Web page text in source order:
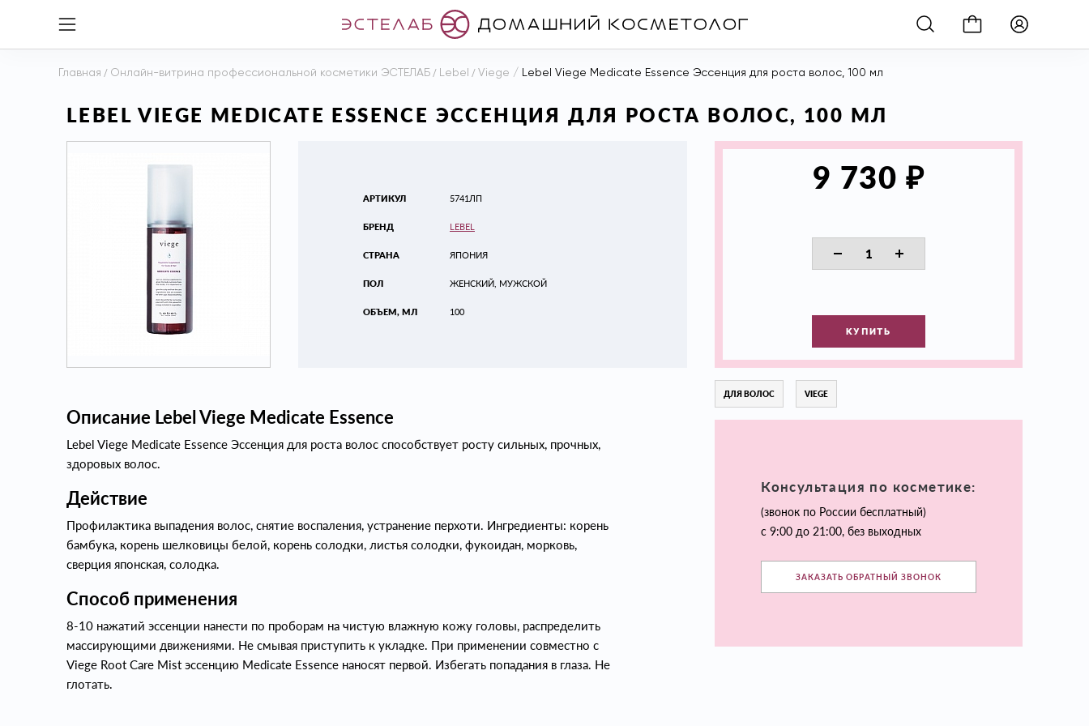
Главная / Онлайн-витрина профессиональной косметики ЭСТЕЛАБ / Lebel / Viege / Lebel Viege Medicate Essence Эссенция для роста волос, 100 мл
LEBEL VIEGE MEDICATE ESSENCE ЭССЕНЦИЯ ДЛЯ РОСТА ВОЛОС, 100 МЛ
АРТИКУЛ
БРЕНД
СТРАНА
ПОЛ
ОБЪЕМ, МЛ
5741ЛП
LEBEL
ЯПОНИЯ
ЖЕНСКИЙ, МУЖСКОЙ
100
9 730 ₽
КУПИТЬ
Описание Lebel Viege Medicate Essence
Lebel Viege Medicate Essence Эссенция для роста волос способствует росту сильных, прочных,
здоровых волос.
Действие
Профилактика выпадения волос, снятие воспаления, устранение перхоти. Ингредиенты: корень
бамбука, корень шелковицы белой, корень солодки, листья солодки, фукоидан, морковь,
сверция японская, солодка.
Способ применения
8-10 нажатий эссенции нанести по проборам на чистую влажную кожу головы, распределить
массирующими движениями. Не смывая приступить к укладке. При применении совместно с
Viege Root Care Mist эссенцию Medicate Essence наносят первой. Избегать попадания в глаза. Не
глотать.
ДЛЯ ВОЛОС VIEGE
Консультация по косметике:
(звонок по России бесплатный)
с 9:00 до 21:00, без выходных
ЗАКАЗАТЬ ОБРАТНЫЙ ЗВОНОК